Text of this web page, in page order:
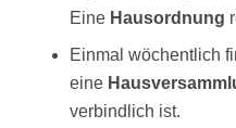
Eine Hausordnung
Einmal wöchentlich
eine
verbindlich ist.